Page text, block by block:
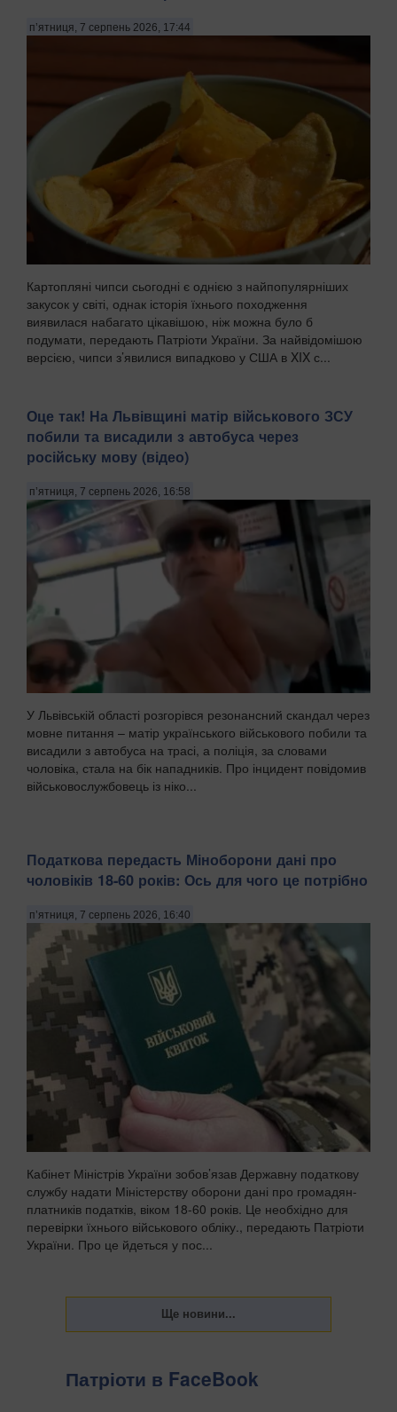
п’ятниця, 7 серпень 2026, 17:44
Картопляні чипси сьогодні є однією з найпопулярніших
закусок у світі, однак історія їхнього походження
виявилася набагато цікавішою, ніж можна було б
подумати, передають Патріоти України. За найвідомішою
версією, чипси з’явилися випадково у США в XIX с...
Оце так! На Львівщині матір військового ЗСУ
побили та висадили з автобуса через
російську мову (відео)
п’ятниця, 7 серпень 2026, 16:58
У Львівській області розгорівся резонансний скандал через
мовне питання – матір українського військового побили та
висадили з автобуса на трасі, а поліція, за словами
чоловіка, стала на бік нападників. Про інцидент повідомив
військовослужбовець із ніко...
Податкова передасть Міноборони дані про
чоловіків 18-60 років: Ось для чого це потрібно
п’ятниця, 7 серпень 2026, 16:40
Кабінет Міністрів України зобов’язав Державну податкову
службу надати Міністерству оборони дані про громадян-
платників податків, віком 18-60 років. Це необхідно для
перевірки їхнього військового обліку., передають Патріоти
України. Про це йдеться у пос...
Патріоти в FaceBook